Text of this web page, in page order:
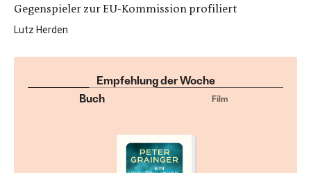
Gegenspieler zur EU-Kommission profiliert
Lutz Herden
Empfehlung der Woche
Buch
Film